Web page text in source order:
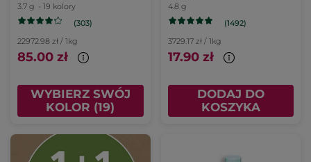
3.7 g - 19 kolory
(303)
22972.98 zł / 1kg
85.00 zł
WYBIERZ SWÓJ
KOLOR (19)
4.8 g
(1492)
3729.17 zł / 1kg
17.90 zł
DODAJ DO
KOSZYKA